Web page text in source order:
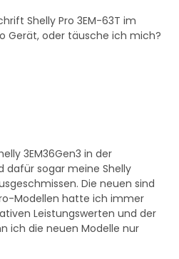
Shelly Pro 3EM-63T im
Gerät, oder täusche ich mich?
3EM36Gen3 in der
dafür sogar meine Shelly
Die neuen sind
Modellen hatte ich immer
Leistungswerten und der
ich die neuen Modelle nur